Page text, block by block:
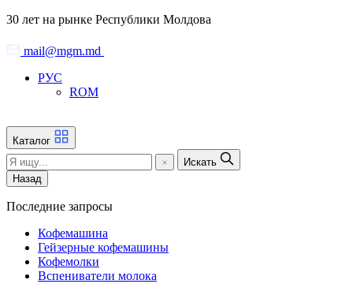
Skip
the
content
30 лет на рынке Республики Молдова
mail@mgm.md
РУС
ROM
Каталог
Искать
Назад
Последние запросы
Кофемашина
Гейзерные кофемашины
Кофемолки
Вспениватели молока